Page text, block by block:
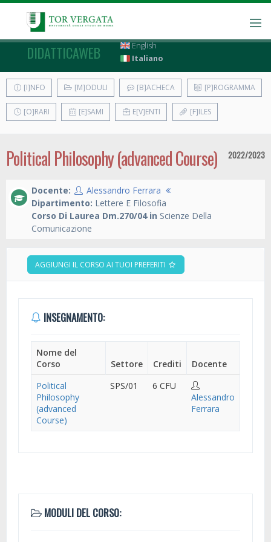
DIDATTICAWEB
English
Italiano
[I]NFO [M]ODULI [B]ACHECA [P]ROGRAMMA
[O]RARI [E]SAMI E[V]ENTI [F]ILES
Political Philosophy (advanced Course) 2022/2023
Docente:
Alessandro Ferrara
Dipartimento: Lettere E Filosofia
Corso Di Laurea Dm.270/04 in Scienze Della
Comunicazione
AGGIUNGI IL CORSO AI TUOI PREFERITI
INSEGNAMENTO:
Nome del
Corso
Settore Crediti
Docente
Political
Philosophy
(advanced
Course)
SPS/01
6 CFU
Alessandro
Ferrara
MODULI DEL CORSO: